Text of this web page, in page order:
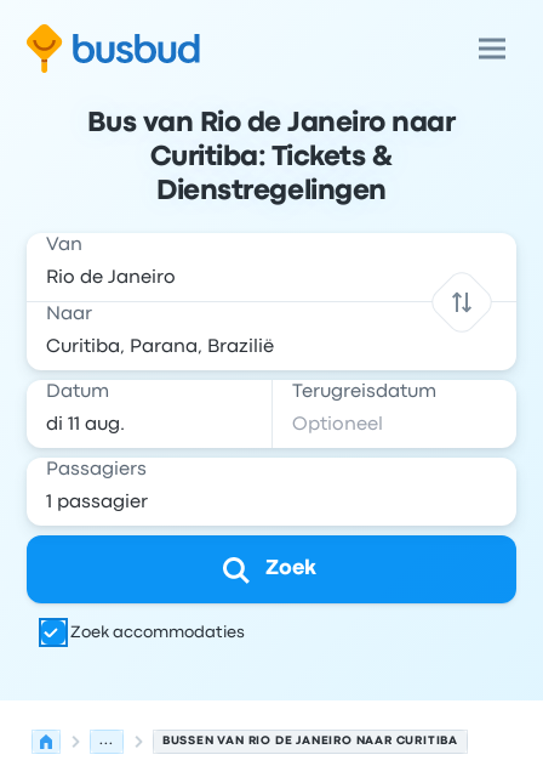
Bus van Rio de Janeiro naar
Curitiba: Tickets &
Dienstregelingen
Van
Naar
Datum Terugreisdatum
Passagiers
Zoek
Zoek accommodaties
... BUSSEN VAN RIO DE JANEIRO NAAR CURITIBA